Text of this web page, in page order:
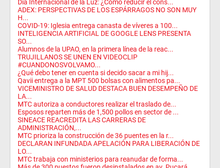
Día Internacional de la Luz: ¿Cómo reducir el cons...
ADEX: PERSPECTIVAS DE LOS ESPÁRRAGOS NO SON MUY
H...
COVID-19: Iglesia entrega canasta de víveres a 100...
INTELIGENCIA ARTIFICIAL DE GOOGLE LENS PRESENTA
SO...
Alumnos de la UPAO, en la primera línea de la reac...
TRUJILLANOS SE UNEN EN VIDEOCLIP
#CUANDONOSVOLVAMO...
¿Qué debo tener en cuenta si decido sacar a mi hij...
Qavii entrega a la MPT 500 bolsas con alimentos pa...
VICEMINISTRO DE SALUD DESTACA BUEN DESEMPEÑO DE
LA...
MTC autoriza a conductores realizar el traslado de...
Esposos reparten más de 1,500 pollos en sector de ...
SINEACE REACREDITA LAS CARRERAS DE
ADMINISTRACIÓN,...
MTC prioriza la construcción de 36 puentes en la r...
DECLARAN INFUNDADA APELACIÓN PARA LIBERACIÓN DE
LO...
MTC trabaja con ministerios para reanudar de forma...